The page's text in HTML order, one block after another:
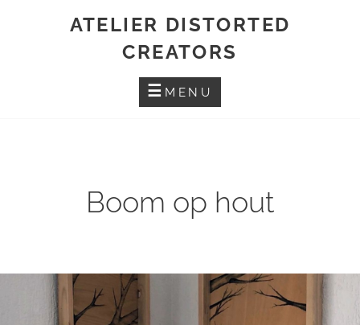
ATELIER DISTORTED
CREATORS
MENU
Boom op hout